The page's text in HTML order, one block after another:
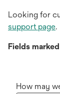
Looking for
support page.
Fields
How may